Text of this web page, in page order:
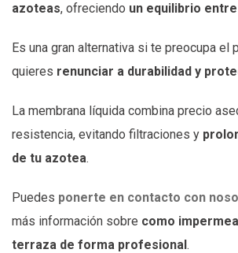
azoteas, ofreciendo un equilibrio
Es una gran alternativa si te preocupa el
quieres renunciar a durabilidad y
La membrana líquida combina precio
resistencia, evitando filtraciones y
de tu azotea.
Puedes ponerte en contacto con
más información sobre como
terraza de forma profesional.